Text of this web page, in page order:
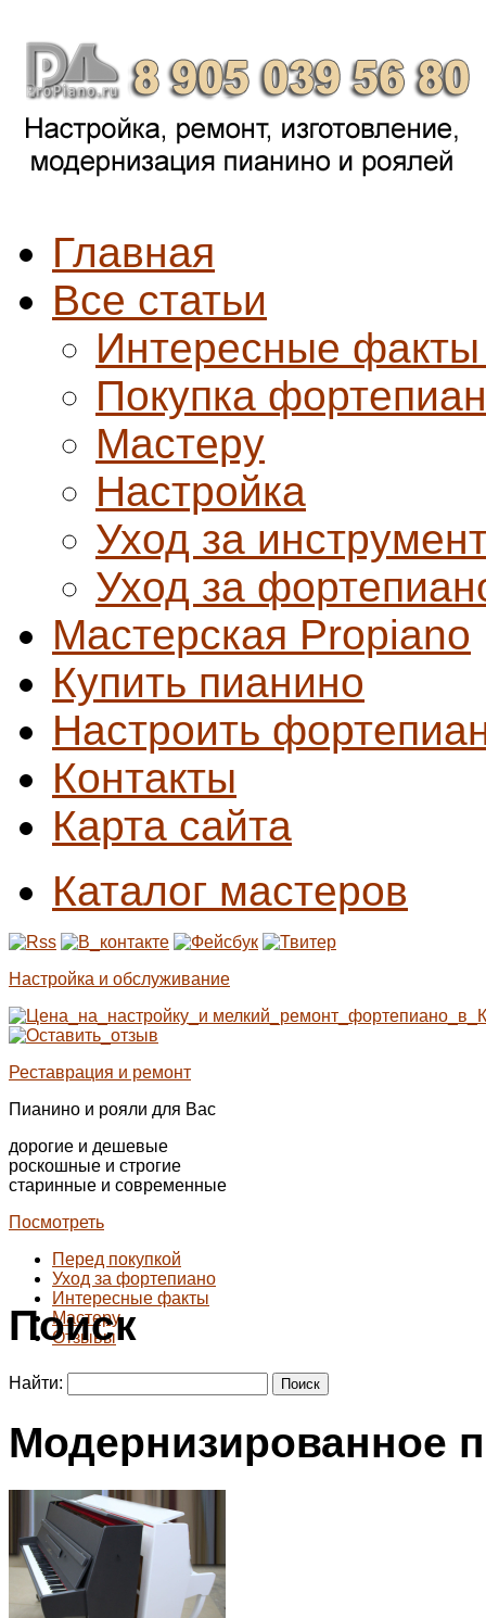
Главная
Все статьи
Интересные
Покупка
Мастеру
Настройка
Уход за
Уход за
Мастерская Propiano
Купить пианино
Настроить
Контакты
Карта сайта
Каталог мастеров
Настройка и обслуживание
Реставрация и ремонт
Пианино и рояли для Вас
дорогие и дешевые
роскошные и строгие
старинные и современные
Посмотреть
Перед покупкой
Уход за фортепиано
Интересные факты
Мастеру
Отзывы
Поиск
Найти:
Модернизированное